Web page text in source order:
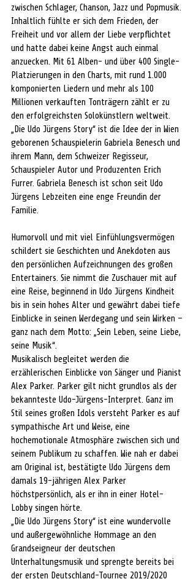
zwischen Schlager, Chanson, Jazz und Popmusik.
Inhaltlich fühlte er sich dem Frieden, der
Freiheit und vor allem der Liebe verpflichtet
und hatte dabei keine Angst auch einmal
anzuecken. Mit 61 Alben- und über 400 Single-
Platzierungen in den Charts, mit rund 1.000
komponierten Liedern und mehr als 100
Millionen verkauften Tonträgern zählt er zu
den erfolgreichsten Solokünstlern weltweit.
„Die Udo Jürgens Story“ ist die Idee der in Wien
geborenen Schauspielerin Gabriela Benesch und
ihrem Mann, dem Schweizer Regisseur,
Schauspieler Autor und Produzenten Erich
Furrer. Gabriela Benesch ist schon seit Udo
Jürgens Lebzeiten eine enge Freundin der
Familie.
Humorvoll und mit viel Einfühlungsvermögen
schildert sie Geschichten und Anekdoten aus
den persönlichen Aufzeichnungen des großen
Entertainers. Sie nimmt die Zuschauer mit auf
eine Reise, beginnend in Udo Jürgens Kindheit
bis in sein hohes Alter und gewährt dabei tiefe
Einblicke in seinen Werdegang und sein Wirken –
ganz nach dem Motto: „Sein Leben, seine Liebe,
seine Musik“.
Musikalisch begleitet werden die
erzählerischen Einblicke von Sänger und Pianist
Alex Parker. Parker gilt nicht grundlos als der
bekannteste Udo-Jürgens-Interpret. Ganz im
Stil seines großen Idols versteht Parker es auf
sympathische Art und Weise, eine
hochemotionale Atmosphäre zwischen sich und
seinem Publikum zu schaffen. Wie nah er dabei
am Original ist, bestätigte Udo Jürgens dem
damals 19-jährigen Alex Parker
höchstpersönlich, als er ihn in einer Hotel-
Lobby singen hörte.
„Die Udo Jürgens Story“ ist eine wundervolle
und außergewöhnliche Hommage an den
Grandseigneur der deutschen
Unterhaltungsmusik und sprengte bereits bei
der ersten Deutschland-Tournee 2019/2020